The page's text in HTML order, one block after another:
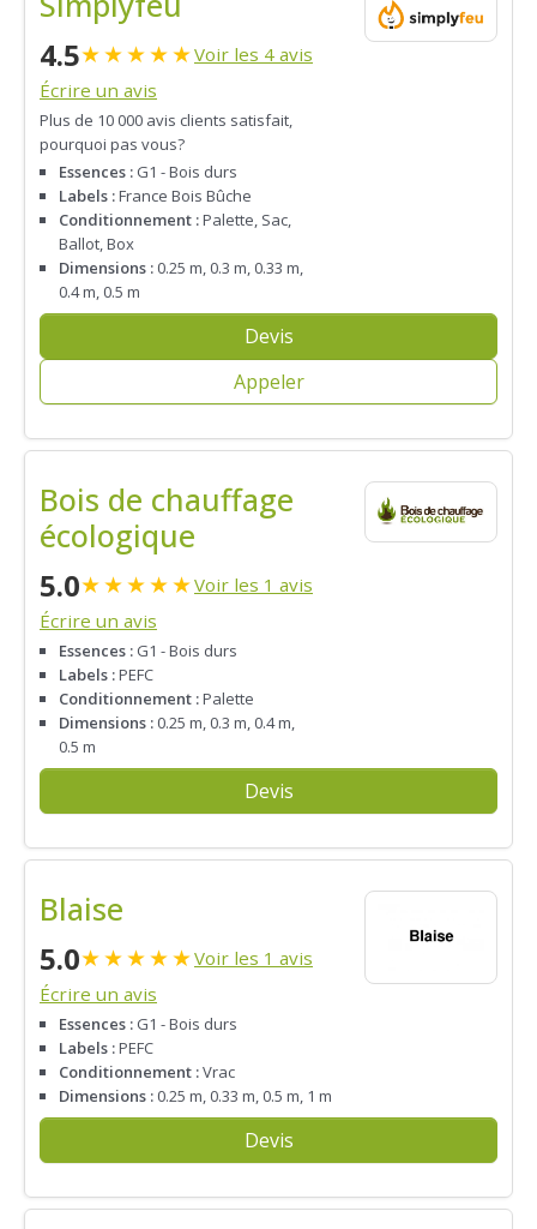
4.5★★★★★Voir les 4 avis
Écrire un avis
Plus de 10 000 avis clients satisfait,
pourquoi pas vous?
Essences : G1 - Bois durs
Labels :France Bois Bûche
Conditionnement :Palette, Sac,
Ballot, Box
Dimensions : 0.25 m, 0.3 m, 0.33 m,
0.4 m, 0.5 m
Devis
Appeler
Bois de chauffage
écologique
5.0★★★★★Voir les 1 avis
Écrire un avis
Essences : G1 - Bois durs
Labels :PEFC
Conditionnement :Palette
Dimensions : 0.25 m, 0.3 m, 0.4 m,
0.5 m
Devis
Blaise
5.0★★★★★Voir les 1 avis
Écrire un avis
Essences : G1 - Bois durs
Labels :PEFC
Conditionnement :Vrac
Dimensions : 0.25 m, 0.33 m, 0.5 m, 1 m
Devis